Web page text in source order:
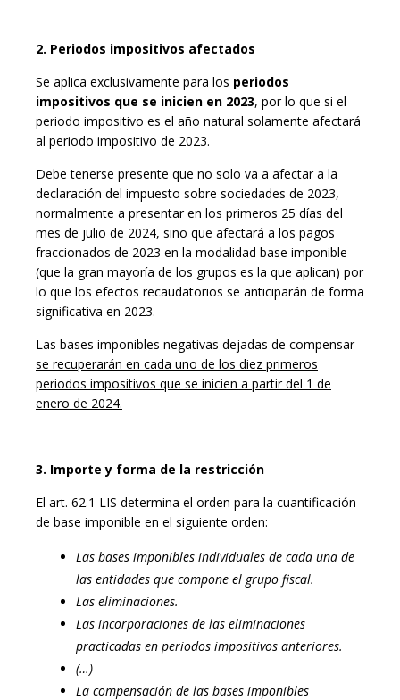
2. Periodos impositivos afectados
Se aplica exclusivamente para los periodos
impositivos que se inicien en 2023, por lo que si el
periodo impositivo es el año natural solamente afectará
al periodo impositivo de 2023.
Debe tenerse presente que no solo va a afectar a la
declaración del impuesto sobre so­ciedades de 2023,
normalmente a presentar en los primeros 25 días del
mes de julio de 2024, sino que afectará a los pagos
fraccionados de 2023 en la modalidad base imponible
(que la gran mayoría de los grupos es la que aplican) por
lo que los efectos recaudatorios se anticiparán de forma
significativa en 2023.
Las bases imponibles negativas dejadas de compensar
se recuperarán en cada uno de los diez primeros
periodos impositivos que se inicien a partir del 1 de
enero de 2024.
3. Importe y forma de la restricción
El art. 62.1 LIS determina el orden para la cuantificación
de base imponible en el siguiente orden:
Las bases imponibles individuales de cada una de
las entidades que compone el grupo fiscal.
Las eliminaciones.
Las incorporaciones de las eliminaciones
practicadas en periodos impositivos anteriores.
(…)
La compensación de las bases imponibles